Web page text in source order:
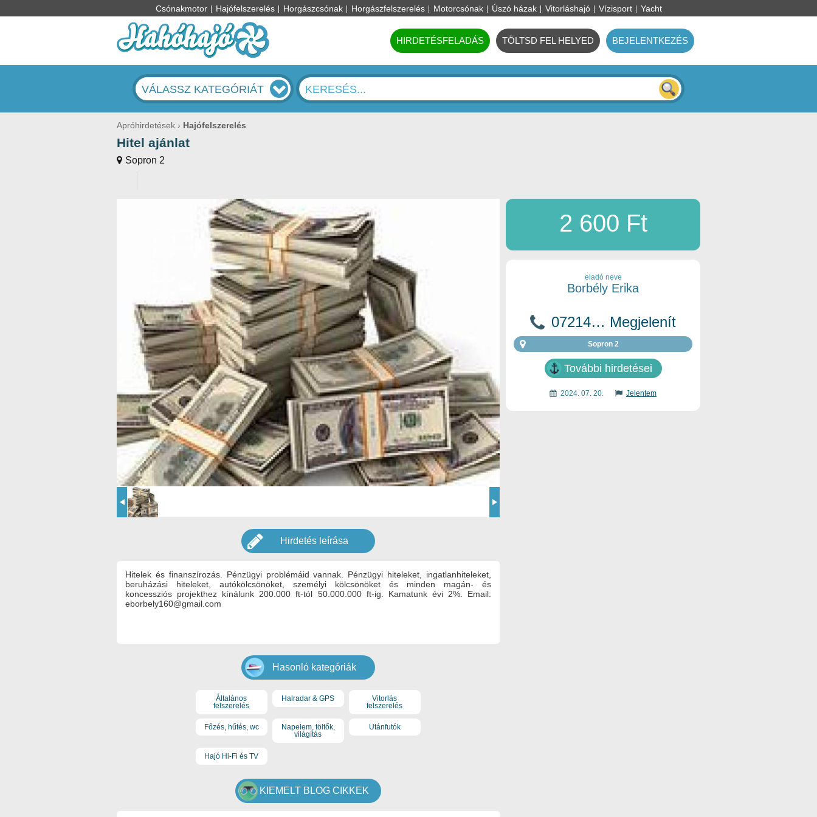
Csónakmotor Hajófelszerelés Horgászcsónak Horgászfelszerelés Motorcsónak Úszó házak Vitorláshajó Vízisport Yacht
HIRDETÉSFELADÁS TÖLTSD FEL HELYED BEJELENTKEZÉS
VÁLASSZ KATEGÓRIÁT
Apróhirdetések Hajófelszerelés
Hitel ajánlat
Sopron 2
2 600 Ft
eladó neve
Borbély Erika
07214… Megjelenít
Sopron 2
További hirdetései
2024. 07. 20. Jelentem
Hirdetés leírása
Hitelek és finanszírozás. Pénzügyi problémáid vannak. Pénzügyi hiteleket, ingatlanhiteleket,
beruházási hiteleket, autókölcsönöket, személyi kölcsönöket és minden magán- és
koncessziós projekthez kínálunk 200.000 ft-tól 50.000.000 ft-ig. Kamatunk évi 2%. Email:
eborbely160@gmail.com
Hasonló kategóriák
Általános
felszerelés
Halradar & GPS
Vitorlás
felszerelés
Főzés, hűtés, wc
Napelem, töltők,
világítás
Utánfutók
Hajó Hi-Fi és TV
KIEMELT BLOG CIKKEK